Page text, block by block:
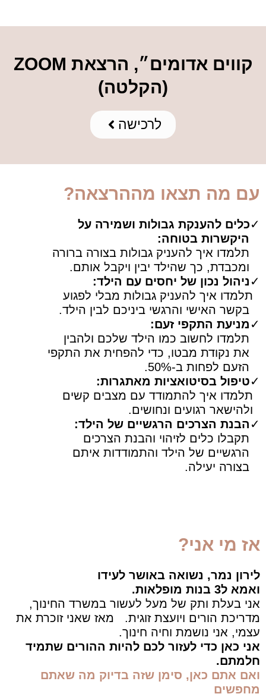
קווים אדומים״, הרצאת ZOOM
(הקלטה)
לרכישה
עם מה תצאו מההרצאה?
✓כלים להענקת גבולות ושמירה על
היקשרות בטוחה:
תלמדו איך להעניק גבולות בצורה ברורה
ומכבדת, כך שהילד יבין ויקבל אותם.
✓ ניהול נכון של יחסים עם הילד:
תלמדו איך להעניק גבולות מבלי לפגוע
בקשר האישי והרגשי ביניכם לבין הילד.
✓ מניעת התקפי זעם:
תלמדו לחשוב כמו הילד שלכם ולהבין
את נקודת מבטו, כדי להפחית את התקפי
הזעם לפחות ב-50%.
✓טיפול בסיטואציות מאתגרות:
תלמדו איך להתמודד עם מצבים קשים
ולהישאר רגועים ונחושים.
✓ הבנת הצרכים הרגשיים של הילד:
תקבלו כלים לזיהוי והבנת הצרכים
הרגשיים של הילד והתמודדות איתם
בצורה יעילה.
אז מי אני?
לירון נמר, נשואה באושר לעידו
ואמא ל3 בנות מופלאות.
אני בעלת ותק של מעל לעשור במשרד החינוך,
מדריכת הורים ויועצת זוגית. מאז שאני זוכרת את
עצמי, אני נושמת וחיה חינוך.
אני כאן כדי לעזור לכם להיות ההורים שתמיד
חלמתם.
ואם אתם כאן, סימן שזה בדיוק מה שאתם
מחפשים